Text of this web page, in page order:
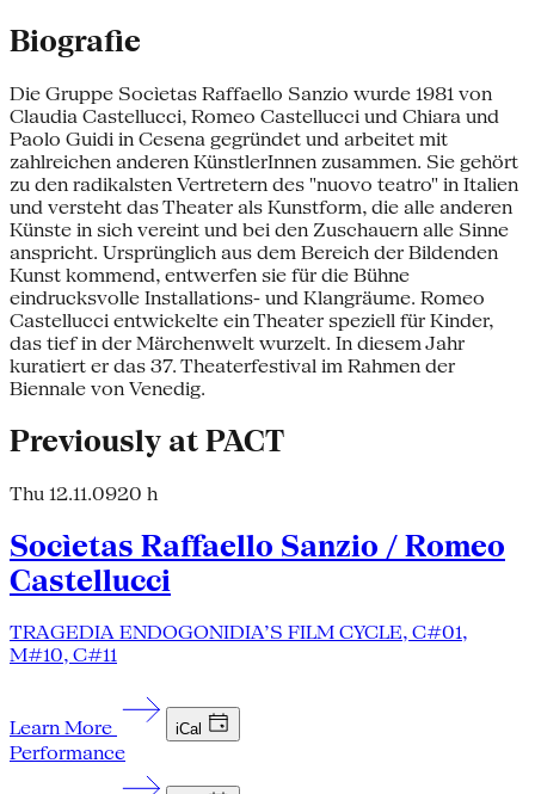
Biografie
Die Gruppe Socìetas Raffaello Sanzio wurde 1981 von
Claudia Castellucci, Romeo Castellucci und Chiara und
Paolo Guidi in Cesena gegründet und arbeitet mit
zahlreichen anderen KünstlerInnen zusammen. Sie gehört
zu den radikalsten Vertretern des "nuovo teatro" in Italien
und versteht das Theater als Kunstform, die alle anderen
Künste in sich vereint und bei den Zuschauern alle Sinne
anspricht. Ursprünglich aus dem Bereich der Bildenden
Kunst kommend, entwerfen sie für die Bühne
eindrucksvolle Installations- und Klangräume. Romeo
Castellucci entwickelte ein Theater speziell für Kinder,
das tief in der Märchenwelt wurzelt. In diesem Jahr
kuratiert er das 37. Theaterfestival im Rahmen der
Biennale von Venedig.
Previously at PACT
Thu 12.11.0920 h
Socìetas Raffaello Sanzio / Romeo
Castellucci
TRAGEDIA ENDOGONIDIA’S FILM CYCLE, C#01,
M#10, C#11
Learn More iCal
Performance